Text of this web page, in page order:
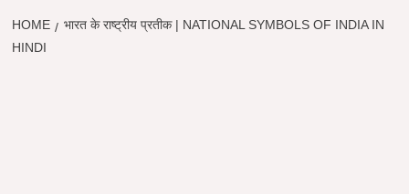
HOME
भारत के राष्ट्रीय प्रतीक | NATIONAL SYMBOLS OF INDIA IN
HINDI